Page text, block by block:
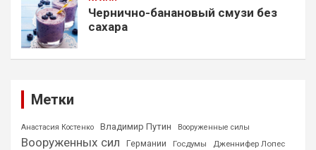
Чернично-банановый смузи без
сахара
Метки
Анастасия Костенко Владимир Путин Вооруженные силы
Вооруженных сил Германии Госдумы
Дженнифер Лопес